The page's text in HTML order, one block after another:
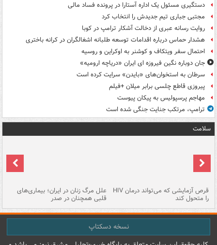
دستگیری مسئول یک اداره آستارا در پرونده فساد مالی
مجتبی جباری تیم جدیدش را انتخاب کرد
روایت رسانه عبری از دخالت آشکار ترامپ در کوبا
هشدار حماس درباره اقدامات توسعه طلبانه اشغالگران در کرانه باختری
احتمال سفر ویتکاف و کوشنر به اوکراین و روسیه
جان دوباره نگین فیروزه ای ایران «دریاچه ارومیه»
سرطان به استخوان‌های «بایدن» سرایت کرده است
پیروزی قاطع چلسی برابر میلان +فیلم
مهاجم پرسپولیس به پیکان پیوست
ترامپ، مرتکب جنایت جنگی شده است
سلامت
قرص آزمایشی که می‌تواند درمان HIV
را متحول کند
علل مرگ زنان در ایران؛ بیماری‌های
قلبی همچنان در صدر
نسخه دسکتاپ